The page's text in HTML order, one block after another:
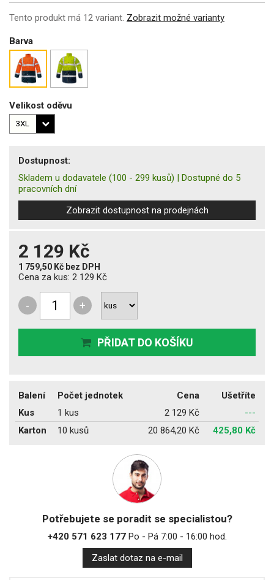
Tento produkt má 12 variant. Zobrazit možné varianty
Barva
Velikost oděvu
Dostupnost:
Skladem u dodavatele (100 - 299 kusů) | Dostupné do 5
pracovních dní
Zobrazit dostupnost na prodejnách
2 129 Kč
1 759,50 Kč bez DPH
Cena za kus: 2 129 Kč
- +
PŘIDAT DO KOŠÍKU
Balení Počet jednotek Cena
Ušetříte
Kus
1 kus 2 129 Kč
---
Karton
10 kusů 20 864,20 Kč 425,80 Kč
Potřebujete se poradit se specialistou?
+420 571 623 177Po - Pá 7:00 - 16:00 hod.
Zaslat dotaz na e-mail